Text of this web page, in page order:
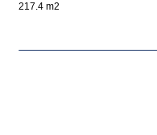
217.4 m2